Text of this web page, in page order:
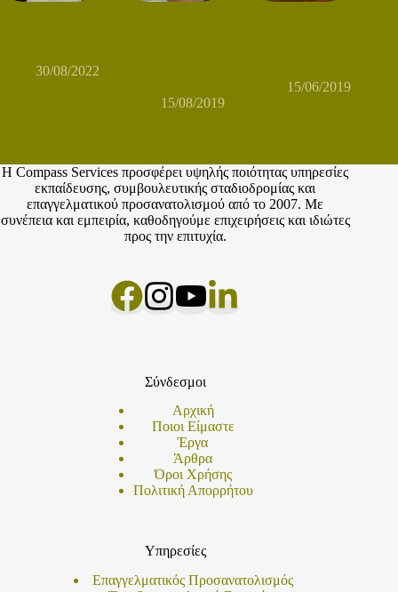
καριέρας στα 40;
Γίνεται; Γίνεται!
30/08/2022
Κοινά hobbies
φίλες σου; Πως
15/08/2019
15/06/2019
Η Compass Services προσφέρει υψηλής ποιότητας υπηρεσίες
εκπαίδευσης, συμβουλευτικής σταδιοδρομίας και
επαγγελματικού προσανατολισμού από το 2007. Με
συνέπεια και εμπειρία, καθοδηγούμε επιχειρήσεις και ιδιώτες
προς την επιτυχία.
Σύνδεσμοι
Αρχική
Ποιοι Είμαστε
Έργα
Άρθρα
Όροι Χρήσης
Πολιτική Απορρήτου
Υπηρεσίες
Επαγγελματικός Προσανατολισμός